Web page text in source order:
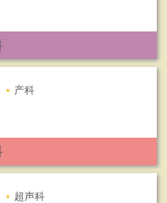
产科
超声科